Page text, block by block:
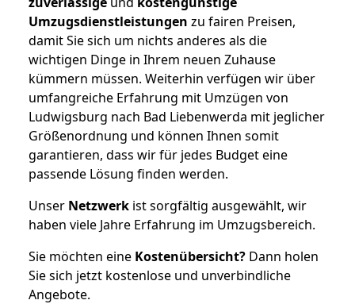
Umzugsdienstleistungen zu fairen Preisen,
damit Sie sich um nichts anderes als die
wichtigen Dinge in Ihrem neuen Zuhause
kümmern müssen. Weiterhin verfügen wir über
umfangreiche Erfahrung mit Umzügen von
Ludwigsburg nach Bad Liebenwerda mit jeglicher
Größenordnung und können Ihnen somit
garantieren, dass wir für jedes Budget eine
passende Lösung finden werden.
Unser Netzwerk ist sorgfältig ausgewählt, wir
haben viele Jahre Erfahrung im Umzugsbereich.
Sie möchten eine Kostenübersicht? Dann holen
Sie sich jetzt kostenlose und unverbindliche
Angebote.